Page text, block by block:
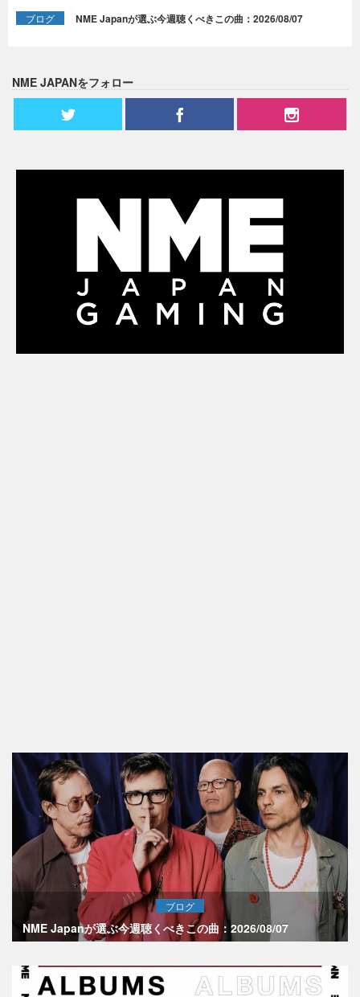
ブログ NME Japanが選ぶ今週聴くべきこの曲：2026/08/07
NME JAPANをフォロー
ブログ
NME Japanが選ぶ今週聴くべきこの曲：2026/08/07